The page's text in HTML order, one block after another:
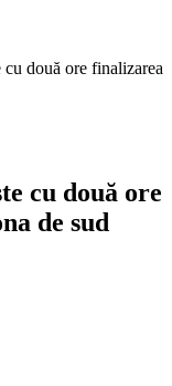
două ore finalizarea
cu două ore
de sud